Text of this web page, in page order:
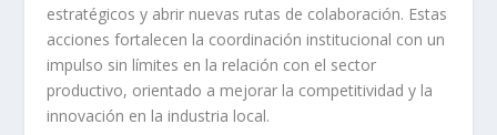
estratégicos y abrir nuevas rutas de colaboración. Estas
acciones fortalecen la coordinación institucional con un
impulso sin límites en la relación con el sector
productivo, orientado a mejorar la competitividad y la
innovación en la industria local.